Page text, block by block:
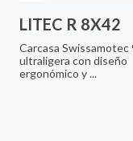
LITEC R 8X42
Carcasa Swissamotec
ultraligera con diseño
ergonómico y ...